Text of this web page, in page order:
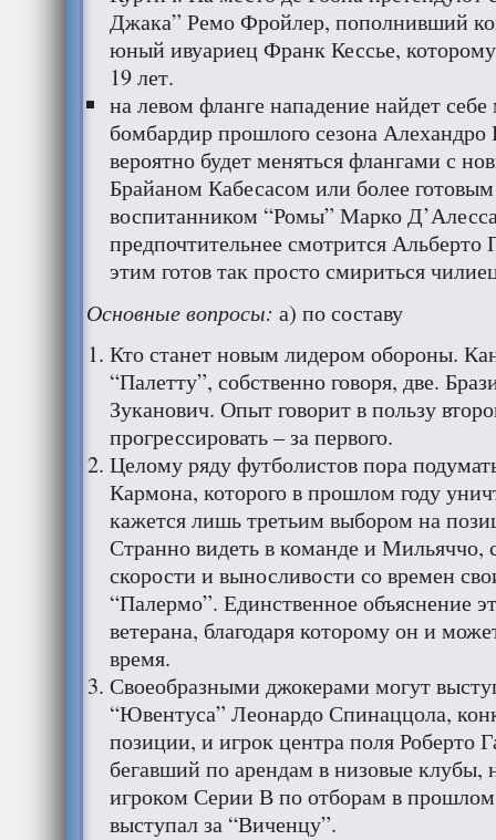
Джака” Ремо Фройлер, пополнивший
юный ивуариец Франк Кессье,
19 лет.
на левом фланге нападение найдет
бомбардир прошлого сезона
вероятно будет меняться флангами с
Брайаном Кабесасом или более
воспитанником “Ромы” Марко
предпочтительнее смотрится Альберто
этим готов так просто смириться
Основные вопросы: а) по составу
Кто станет новым лидером обороны.
“Палетту”, собственно говоря, две.
Зуканович. Опыт говорит в пользу
прогрессировать – за первого.
Целому ряду футболистов пора
Кармона, которого в прошлом году
кажется лишь третьим выбором на
Странно видеть в команде и Мильяччо,
скорости и выносливости со времен
“Палермо”. Единственное объяснение
ветерана, благодаря которому он и
время.
Своеобразными джокерами могут
“Ювентуса” Леонардо Спинаццола,
позиции, и игрок центра поля Роберто
бегавший по арендам в низовые
игроком Серии В по отборам в прошлом
выступал за “Виченцу”.